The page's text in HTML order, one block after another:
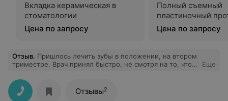
Вкладка керамическая в
стоматологии
Цена по запросу
Полный съемный
пластиночный
Цена по запросу
Отзыв. Пришлось лечить зубы в положении, на втором
триместре. Врач принял быстро, не смотря на то, что
полная.Безболезненно,качественно,грамотно все
объяснив сделал свою работу.Очень рекомендую
врача Садакиева!
Еще
Отзывы2